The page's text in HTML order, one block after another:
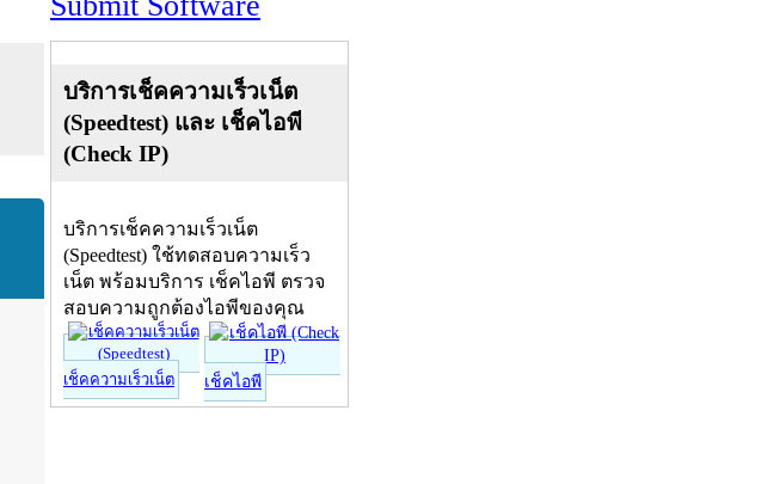
บริการเช็คความเร็วเน็ต
(Speedtest) และ เช็คไอพี
(Check IP)
บริการเช็คความเร็วเน็ต
(Speedtest) ใช้ทดสอบความเร็ว
เน็ต พร้อมบริการ เช็คไอพี ตรวจ
สอบความถูกต้องไอพีของคุณ
เช็คความเร็วเน็ต เช็คไอพี